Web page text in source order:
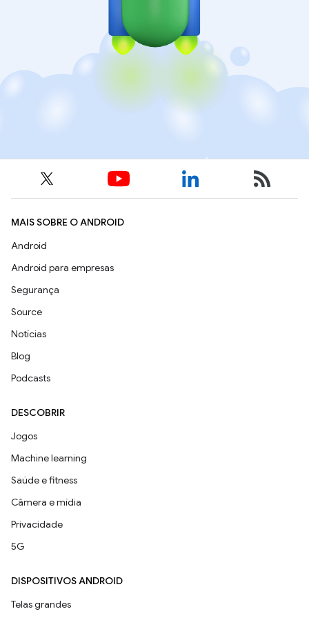
MAIS SOBRE O ANDROID
Android
Android para empresas
Segurança
Source
Notícias
Blog
Podcasts
DESCOBRIR
Jogos
Machine learning
Saúde e fitness
Câmera e mídia
Privacidade
5G
DISPOSITIVOS ANDROID
Telas grandes